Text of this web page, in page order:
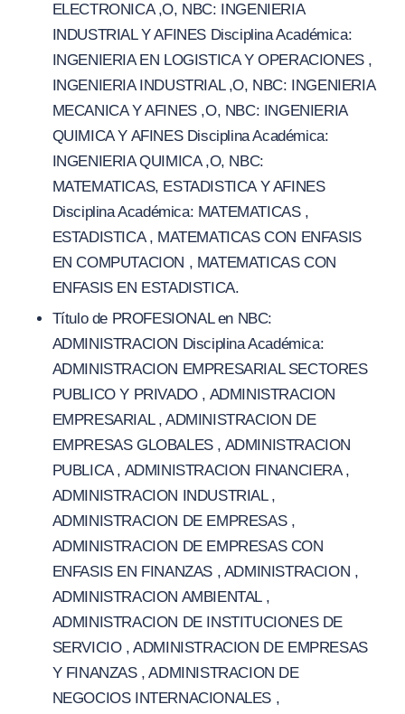
ELECTRONICA ,O, NBC: INGENIERIA
INDUSTRIAL Y AFINES Disciplina Académica:
INGENIERIA EN LOGISTICA Y OPERACIONES ,
INGENIERIA INDUSTRIAL ,O, NBC: INGENIERIA
MECANICA Y AFINES ,O, NBC: INGENIERIA
QUIMICA Y AFINES Disciplina Académica:
INGENIERIA QUIMICA ,O, NBC:
MATEMATICAS, ESTADISTICA Y AFINES
Disciplina Académica: MATEMATICAS ,
ESTADISTICA , MATEMATICAS CON ENFASIS
EN COMPUTACION , MATEMATICAS CON
ENFASIS EN ESTADISTICA.
Título de PROFESIONAL en NBC:
ADMINISTRACION Disciplina Académica:
ADMINISTRACION EMPRESARIAL SECTORES
PUBLICO Y PRIVADO , ADMINISTRACION
EMPRESARIAL , ADMINISTRACION DE
EMPRESAS GLOBALES , ADMINISTRACION
PUBLICA , ADMINISTRACION FINANCIERA ,
ADMINISTRACION INDUSTRIAL ,
ADMINISTRACION DE EMPRESAS ,
ADMINISTRACION DE EMPRESAS CON
ENFASIS EN FINANZAS , ADMINISTRACION ,
ADMINISTRACION AMBIENTAL ,
ADMINISTRACION DE INSTITUCIONES DE
SERVICIO , ADMINISTRACION DE EMPRESAS
Y FINANZAS , ADMINISTRACION DE
NEGOCIOS INTERNACIONALES ,